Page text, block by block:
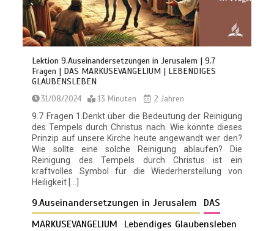
Lektion 9.Auseinandersetzungen in Jerusalem | 9.7
Fragen | DAS MARKUSEVANGELIUM | LEBENDIGES
GLAUBENSLEBEN
31/08/2024 13 Minuten
2 Jahren
9.7 Fragen 1.Denkt über die Bedeutung der Reinigung
des Tempels durch Christus nach. Wie könnte dieses
Prinzip auf unsere Kirche heute angewandt wer den?
Wie sollte eine solche Reinigung ablaufen? Die
Reinigung des Tempels durch Christus ist ein
kraftvolles Symbol für die Wiederherstellung von
Heiligkeit […]
9.Auseinandersetzungen in Jerusalem
DAS
MARKUSEVANGELIUM
Lebendiges Glaubensleben